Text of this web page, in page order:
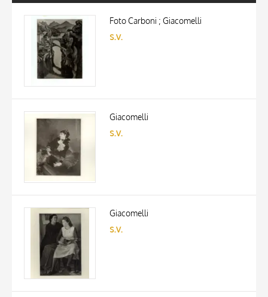
Foto Carboni ; Giacomelli
s.v.
Giacomelli
s.v.
Giacomelli
s.v.